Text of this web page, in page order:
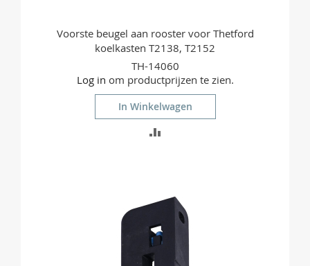
Voorste beugel aan rooster voor Thetford
koelkasten T2138, T2152
TH-14060
Log in om productprijzen te zien.
In Winkelwagen
VERGELIJKEN